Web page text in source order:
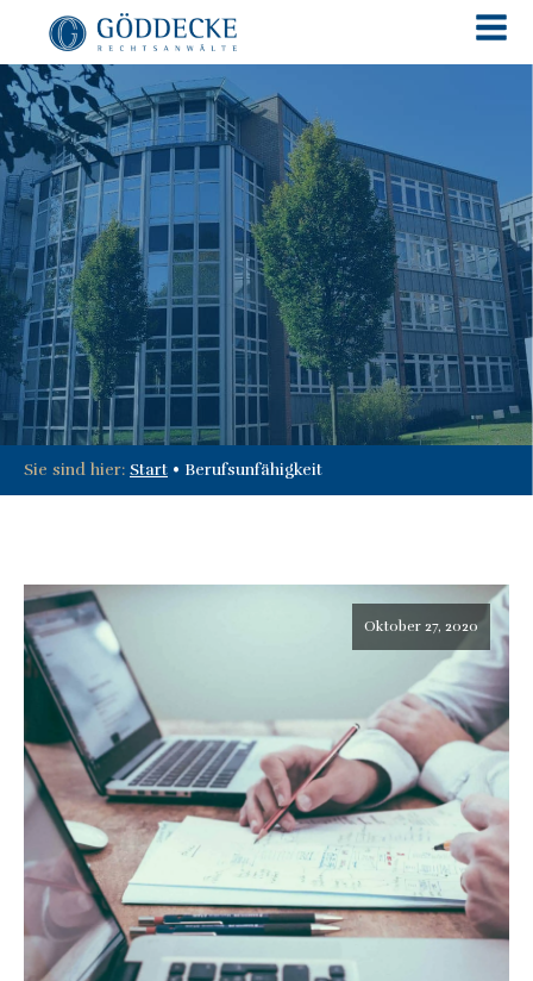
Sie sind hier: Start • Berufsunfähigkeit
Oktober 27, 2020